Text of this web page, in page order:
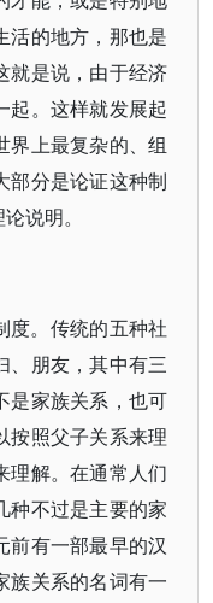
活的地方，那也是
就是说，由于经济
起。这样就发展起
界上最复杂的、组
部分是论证这种制
说明。
度。传统的五种社
、朋友，其中有三
是家族关系，也可
按照父子关系来理
理解。在通常人们
种不过是主要的家
前有一部最早的汉
族关系的名词有一